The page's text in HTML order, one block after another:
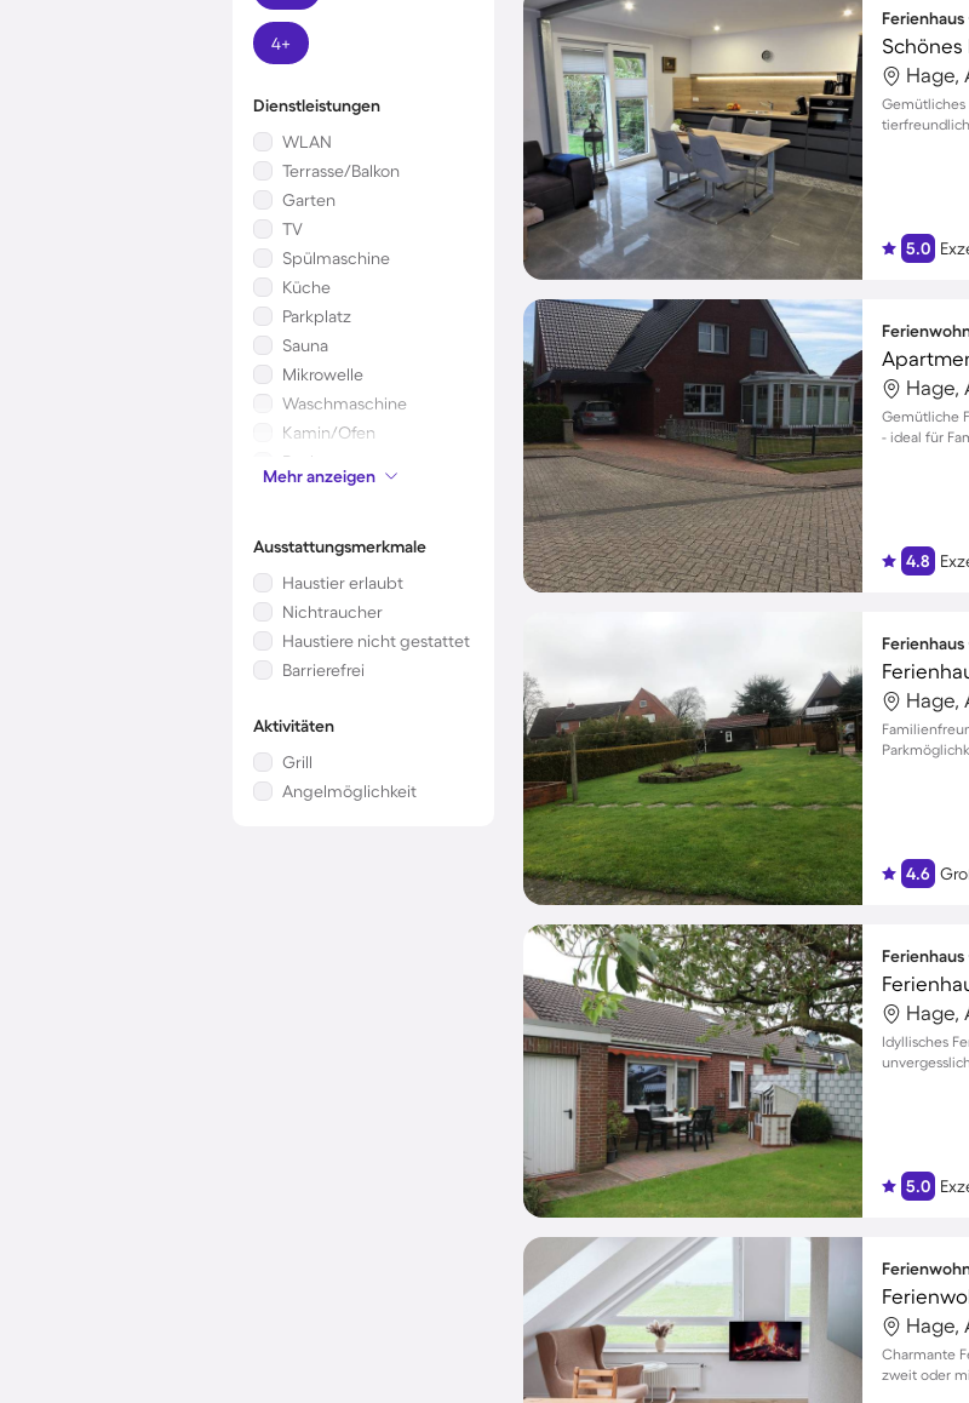
4+
Dienstleistungen
WLAN
Terrasse/Balkon
Garten
TV
Spülmaschine
Küche
Parkplatz
Sauna
Mikrowelle
Waschmaschine
Kamin/Ofen
Pool
Kinderbett
Mehr anzeigen
Ausstattungsmerkmale
Haustier erlaubt
Nichtraucher
Haustiere nicht gestattet
Barrierefrei
Aktivitäten
Grill
Angelmöglichkeit
Ferienhaus
Hage,
Gemütliches
5.0
Hage,
Gemütliche
- ideal für
4.8
Ferienhaus
Hage,
4.6
Ferienhaus
Hage,
Idyllisches
5.0
Hage,
Charmante
zweit oder